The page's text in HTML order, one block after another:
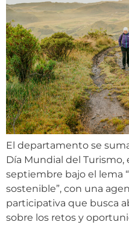
El departamento se
Día Mundial del Turismo,
septiembre bajo el lema
sostenible”, con una
participativa que busca
sobre los retos y